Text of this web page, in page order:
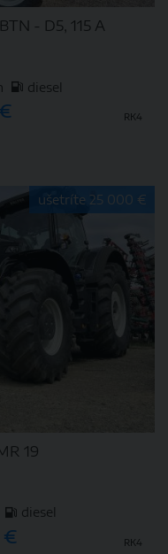
- D5, 115 A
diesel
RK4
ušetríte 25 000 €
19
diesel
€ RK4